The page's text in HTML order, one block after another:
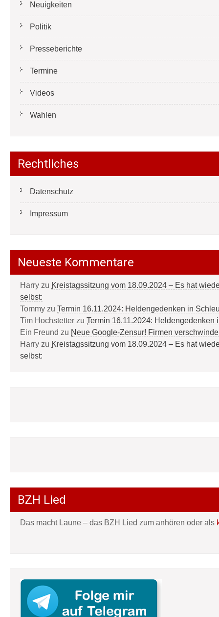
Neuigkeiten
Politik
Presseberichte
Termine
Videos
Wahlen
Rechtliches
Datenschutz
Impressum
Neueste Kommentare
Harry zu Kreistagssitzung vom 18.09.2024 – Es hat
selbst:
Tommy zu Termin 16.11.2024: Heldengedenken in
Tim Hochstetter zu Termin 16.11.2024: Heldengedenken
Ein Freund zu Neue Google-Zensur! Firmen
Harry zu Kreistagssitzung vom 18.09.2024 – Es hat
selbst:
BZH Lied
Das macht Laune – das BZH Lied zum anhören oder als